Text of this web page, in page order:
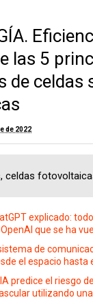
las 5
de celdas
de 2022
celdas
explicado:
que se ha
sistema de
el espacio hasta
IA predice el riesgo
utilizando